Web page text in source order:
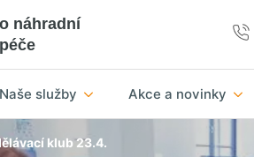
náhradní
Naše služby Akce a novinky
klub 23.4.